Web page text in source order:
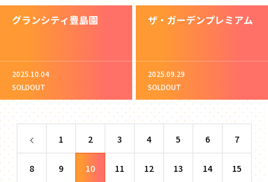
グランシティ豊島園
2025.10.04
SOLDOUT
ザ・ガーデンプレミアム
2025.09.29
SOLDOUT
1 2 3 4 5 6 7
8 9 10 11 12 13 14 15